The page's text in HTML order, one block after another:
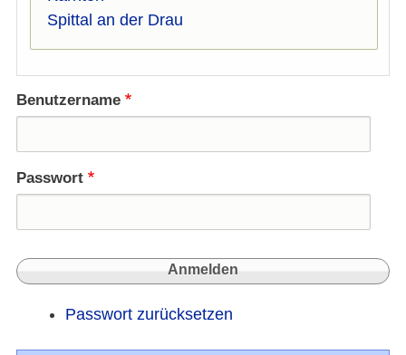
Spittal an der Drau
Benutzername
Passwort
Passwort zurücksetzen